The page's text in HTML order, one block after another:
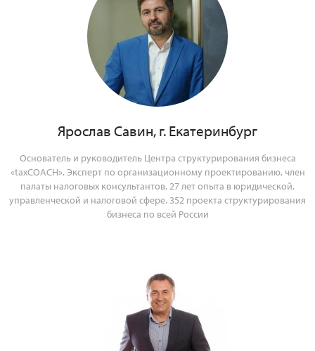
Ярослав Савин, г. Екатеринбург
Основатель и руководитель Центра структурирования бизнеса
«taxCOACH». Эксперт по организационному проектированию, член
палаты налоговых консультантов. 27 лет опыта в юридической,
управленческой и налоговой сфере. 352 проекта структурирования
бизнеса по всей России